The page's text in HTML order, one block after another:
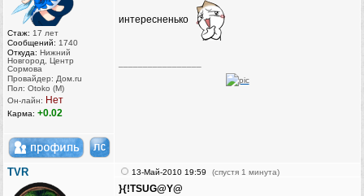
Стаж: 17 лет
Сообщений: 1740
Откуда: Нижний
Новгород, Центр
Сормова
Провайдер: Дом.ru
Пол: Otoko (M)
Он-лайн: Нет
Карма: +0.02
интересненько
TVR 13-Май-2010 19:59 (спустя 1 минута)
}{!TSUG@Y@